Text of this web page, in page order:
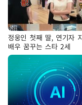
정웅인 첫째 딸, 연기자
배우 꿈꾸는 스타 2세